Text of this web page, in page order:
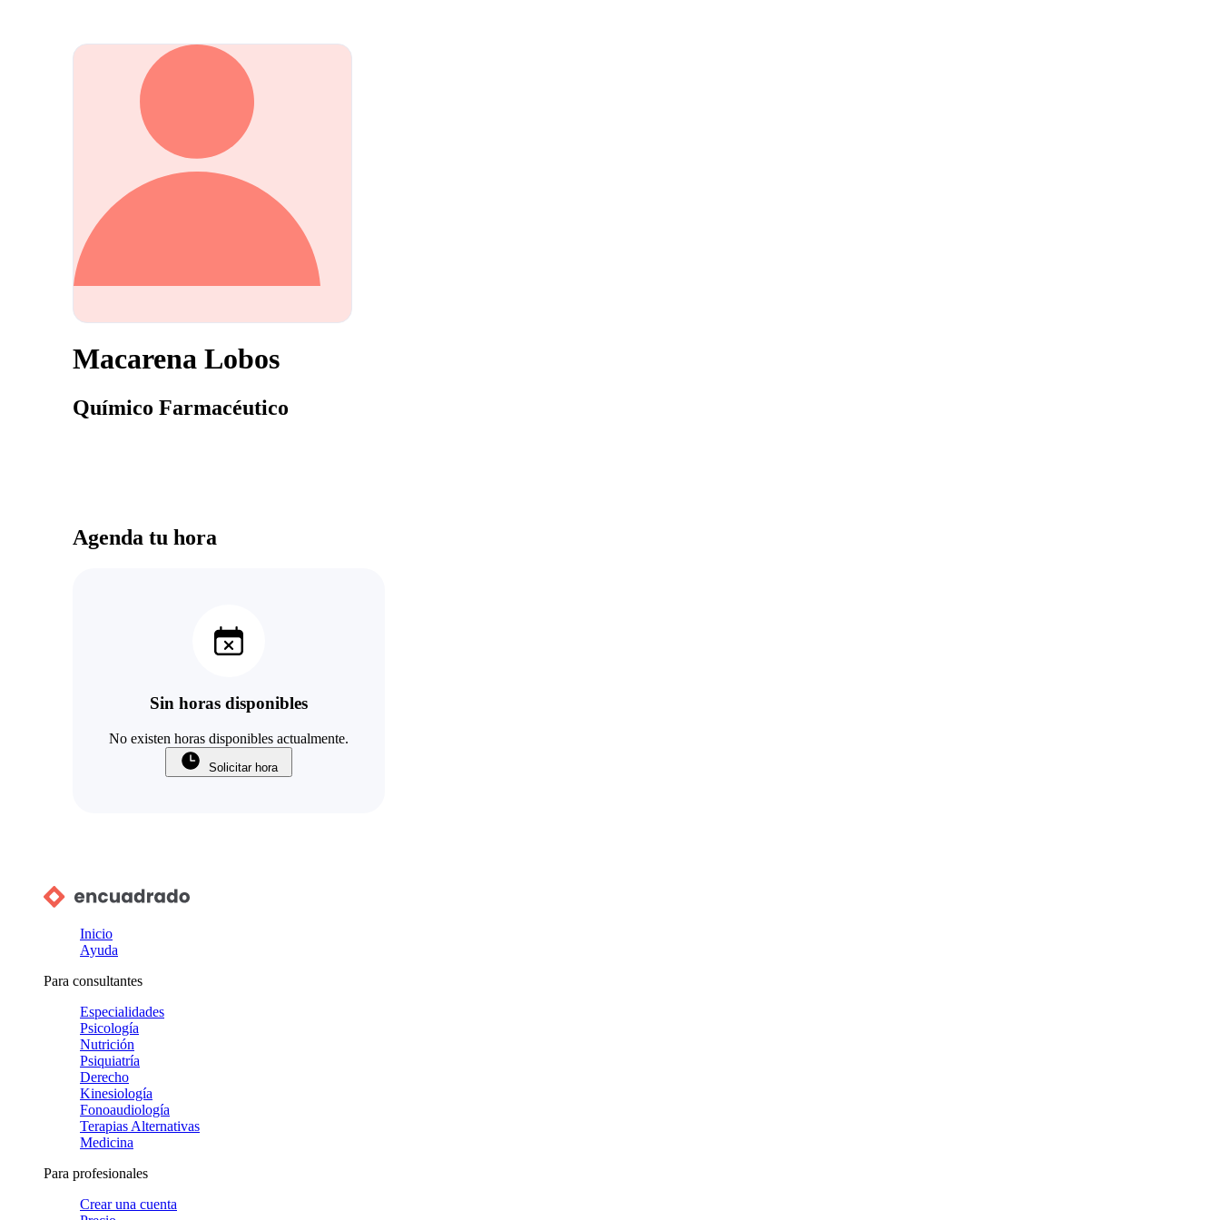
Macarena Lobos
Químico Farmacéutico
Agenda tu hora
Sin horas disponibles
No existen horas disponibles actualmente.
Solicitar hora
Inicio
Ayuda
Para consultantes
Especialidades
Psicología
Nutrición
Psiquiatría
Derecho
Kinesiología
Fonoaudiología
Terapias Alternativas
Medicina
Para profesionales
Crear una cuenta